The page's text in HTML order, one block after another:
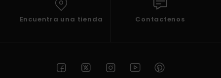
Encuentra una tienda Contactenos